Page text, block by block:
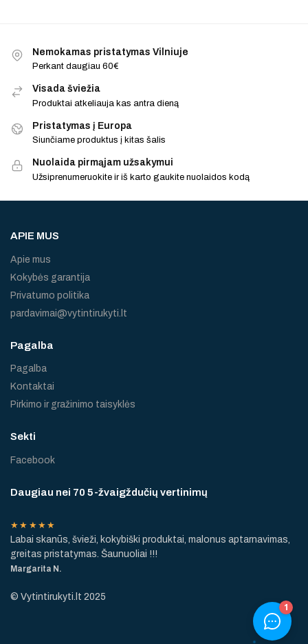
Nemokamas pristatymas Vilniuje
Perkant daugiau 60€
Visada šviežia
Produktai atkeliauja kas antra dieną
Pristatymas į Europa
Siunčiame produktus į kitas šalis
Nuolaida pirmąjam užsakymui
Užsiprenumeruokite ir iš karto gaukite nuolaidos kodą
APIE MUS
Apie mus
Kokybės garantija
Privatumo politika
pardavimai@vytintirukyti.lt
Pagalba
Pagalba
Kontaktai
Pirkimo ir gražinimo taisyklės
Sekti
Facebook
Daugiau nei 70 5-žvaigždučių vertinimų
★★★★★
Labai skanūs, švieži, kokybiški produktai, malonus aptarnavimas,
greitas pristatymas. Šaunuoliai !!!
Margarita N.
© Vytintirukyti.lt 2025